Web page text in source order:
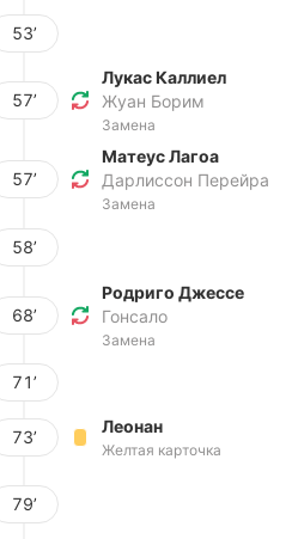
53’
57’
Лукас Каллиел
Жуан Борим
Замена
57’
Матеус Лагоа
Дарлиссон Перейра
Замена
58’
68’
Родриго Джессе
Гонсало
Замена
71’
73’
Леонан
Желтая карточка
79’